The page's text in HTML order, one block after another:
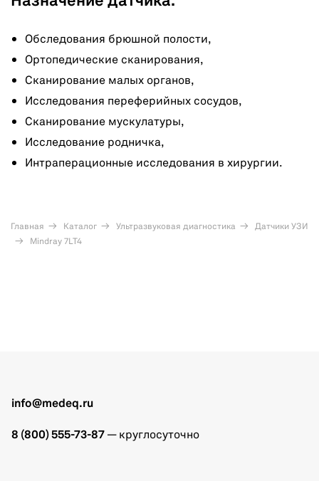
Обследования брюшной полости,
Ортопедические сканирования,
Сканирование малых органов,
Исследования переферийных сосудов,
Сканирование мускулатуры,
Исследование родничка,
Интраперационные исследования в хирургии.
Главная Каталог Ультразвуковая диагностика
Датчики УЗИ
Mindray 7LT4
info@medeq.ru
8 (800) 555-73-87 — круглосуточно